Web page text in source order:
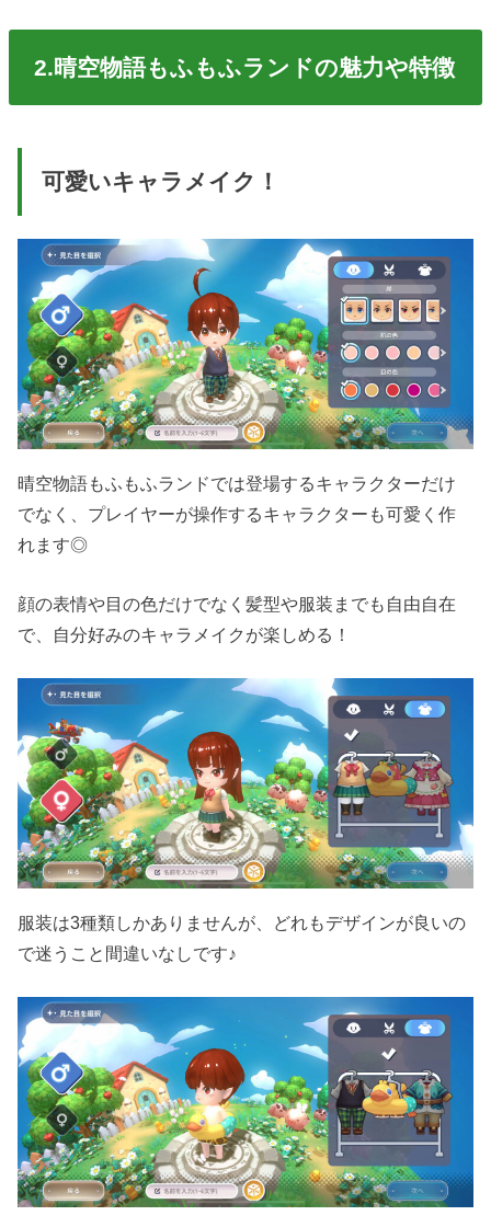
2.晴空物語もふもふランドの魅力や特徴
可愛いキャラメイク！
晴空物語もふもふランドでは登場するキャラクターだけ
でなく、プレイヤーが操作するキャラクターも可愛く作
れます◎
顔の表情や目の色だけでなく髪型や服装までも自由自在
で、自分好みのキャラメイクが楽しめる！
服装は3種類しかありませんが、どれもデザインが良いの
で迷うこと間違いなしです♪